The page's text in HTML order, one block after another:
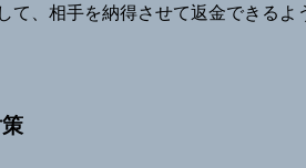
て、相手を納得させて返金できるよ